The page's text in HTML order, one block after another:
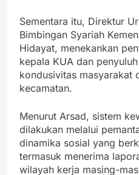
Sementara itu, Direktur
Bimbingan Syariah
Hidayat, menekankan
kepala KUA dan
kondusivitas masyarakat
kecamatan.
Menurut Arsad, sistem
dilakukan melalui
dinamika sosial yang
termasuk menerima
wilayah kerja masing-